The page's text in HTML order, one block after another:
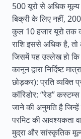
500 यूरो से अधिक
बिक्री के लिए नहीं,
कुल 10 हजार यूरो तक
राशि इससे अधिक है,
जिसमें यह उल्लेख हो कि
कानून द्वारा निर्दिष्ट
छोड़कर): प्रति
कॉरिडोर: “रेड”
जाने की अनुमति है
परमिट की आवश्यकता
मुद्रा और सांस्कृतिक